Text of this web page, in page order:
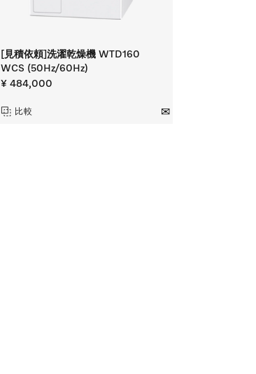
[見積依頼]洗濯乾燥機 WTD160
WCS (50Hz/60Hz)
¥ 484,000
比較